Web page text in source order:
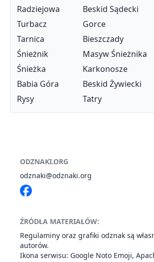
Radziejowa
Beskid Sądecki
Turbacz
Gorce
Tarnica
Bieszczady
Śnieżnik
Masyw Śnieżnika
Śnieżka
Karkonosze
Babia Góra
Beskid Żywiecki
Rysy
Tatry
ODZNAKI.ORG
odznaki@odznaki.org
ŹRÓDŁA MATERIAŁÓW:
Regulaminy oraz grafiki odznak są
autorów.
Ikona serwisu: Google Noto Emoji,